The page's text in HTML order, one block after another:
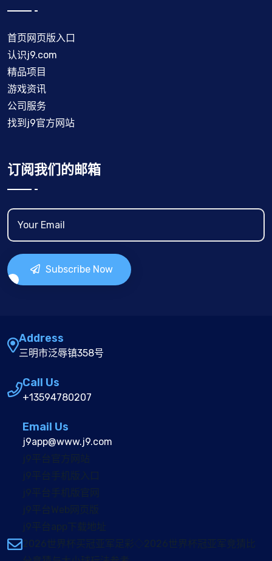
首页网页版入口
认识j9.com
精品项目
游戏资讯
公司服务
找到j9官方网站
订阅我们的邮箱
Subscribe Now
Address
三明市泛辱镇358号
Call Us
+13594780207
Email Us
j9app@www.j9.com
j9平台官方网站
j9平台手机版入口
j9平台手机版官网
j9平台Web网页版
j9平台app下载地址
2026世界杯买冠亚军足彩◇2026世界杯冠亚军竞猜比